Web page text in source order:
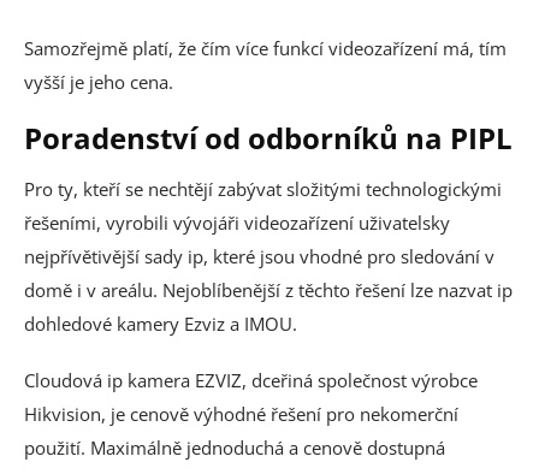
Samozřejmě platí, že čím více funkcí videozařízení má, tím
vyšší je jeho cena.
Poradenství od odborníků na PIPL
Pro ty, kteří se nechtějí zabývat složitými technologickými
řešeními, vyrobili vývojáři videozařízení uživatelsky
nejpřívětivější sady ip, které jsou vhodné pro sledování v
domě i v areálu. Nejoblíbenější z těchto řešení lze nazvat ip
dohledové kamery Ezviz a IMOU.
Cloudová ip kamera EZVIZ, dceřiná společnost výrobce
Hikvision, je cenově výhodné řešení pro nekomerční
použití. Maximálně jednoduchá a cenově dostupná